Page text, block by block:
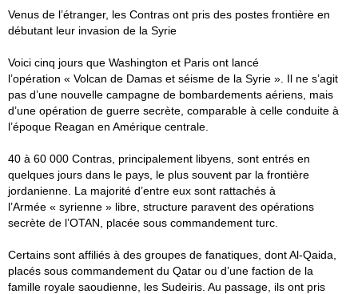
Venus de l’étranger, les Contras ont pris des postes frontière en
débutant leur invasion de la Syrie
Voici cinq jours que Washington et Paris ont lancé
l’opération « Volcan de Damas et séisme de la Syrie ». Il ne s’agit
pas d’une nouvelle campagne de bombardements aériens, mais
d’une opération de guerre secrète, comparable à celle conduite à
l’époque Reagan en Amérique centrale.
40 à 60 000 Contras, principalement libyens, sont entrés en
quelques jours dans le pays, le plus souvent par la frontière
jordanienne. La majorité d’entre eux sont rattachés à
l’Armée « syrienne » libre, structure paravent des opérations
secrète de l’OTAN, placée sous commandement turc.
Certains sont affiliés à des groupes de fanatiques, dont Al-Qaida,
placés sous commandement du Qatar ou d’une faction de la
famille royale saoudienne, les Sudeiris. Au passage, ils ont pris